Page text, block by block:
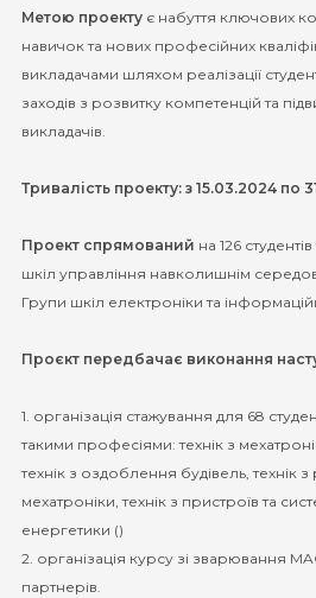
Метою проекту є набуття ключових
навичок та нових професійних
викладачами шляхом реалізації
заходів з розвитку компетенцій та
викладачів.
Тривалість проекту: з 15.03.2024 по
Проект спрямований на 126
шкіл управління навколишнім
Групи шкіл електроніки та
Проєкт передбачає виконання
1. організація стажування для 68
такими професіями: технік з
технік з оздоблення будівель, технік з
мехатроніки, технік з пристроїв та
енергетики ()
2. організація курсу зі зварювання
партнерів.